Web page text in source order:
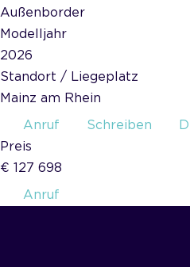
Außenborder
Modelljahr
2026
Standort / Liegeplatz
Mainz am Rhein
Anruf Schreiben
Preis
€ 127 698
Anruf